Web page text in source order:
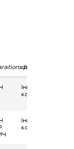
Інше, Грошові
кошти
Інше, Грошові
кошти